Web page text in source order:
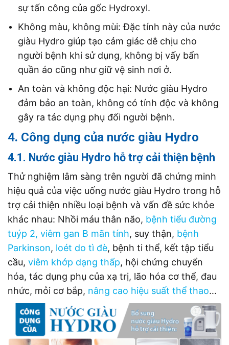
sự tấn công của gốc Hydroxyl.
Không màu, không mùi: Đặc tính này của nước
giàu Hydro giúp tạo cảm giác dễ chịu cho
người bệnh khi sử dụng, không bị vấy bẩn
quần áo cũng như giữ vệ sinh nơi ở.
An toàn và không độc hại: Nước giàu Hydro
đảm bảo an toàn, không có tính độc và không
gây ra tác dụng phụ đối người bệnh.
4. Công dụng của nước giàu Hydro
4.1. Nước giàu Hydro hỗ trợ cải thiện bệnh
Thử nghiệm lâm sàng trên người đã chứng minh
hiệu quả của việc uống nước giàu Hydro trong hỗ
trợ cải thiện nhiều loại bệnh và vấn đề sức khỏe
khác nhau: Nhồi máu thân não, bệnh tiểu đường
tuýp 2, viêm gan B mãn tính, suy thận, bệnh
Parkinson, loét do tì đè, bệnh ti thể, kết tập tiểu
cầu, viêm khớp dạng thấp, hội chứng chuyển
hóa, tác dụng phụ của xạ trị, lão hóa cơ thể, đau
nhức, mỏi cơ bắp, nâng cao hiệu suất thể thao…